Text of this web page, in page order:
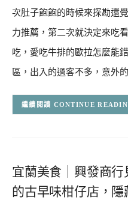
次肚子飽飽的時候來探勘還
力推薦，第二次就決定來吃
吃，愛吃牛排的歐拉怎麼能
區，出入的過客不多，意外
CONTINUE
宜蘭美食｜興發商
的古早味柑仔店，隱